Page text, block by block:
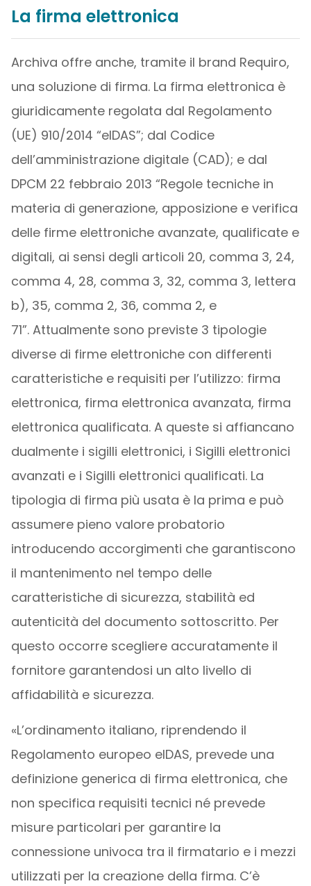
La firma elettronica
Archiva offre anche, tramite il brand Requiro,
una soluzione di firma. La firma elettronica è
giuridicamente regolata dal Regolamento
(UE) 910/2014 “eIDAS”; dal Codice
dell’amministrazione digitale (CAD); e dal
DPCM 22 febbraio 2013 “Regole tecniche in
materia di generazione, apposizione e verifica
delle firme elettroniche avanzate, qualificate e
digitali, ai sensi degli articoli 20, comma 3, 24,
comma 4, 28, comma 3, 32, comma 3, lettera
b), 35, comma 2, 36, comma 2, e
71”. Attualmente sono previste 3 tipologie
diverse di firme elettroniche con differenti
caratteristiche e requisiti per l’utilizzo: firma
elettronica, firma elettronica avanzata, firma
elettronica qualificata. A queste si affiancano
dualmente i sigilli elettronici, i Sigilli elettronici
avanzati e i Sigilli elettronici qualificati. La
tipologia di firma più usata è la prima e può
assumere pieno valore probatorio
introducendo accorgimenti che garantiscono
il mantenimento nel tempo delle
caratteristiche di sicurezza, stabilità ed
autenticità del documento sottoscritto. Per
questo occorre scegliere accuratamente il
fornitore garantendosi un alto livello di
affidabilità e sicurezza.
«L’ordinamento italiano, riprendendo il
Regolamento europeo eIDAS, prevede una
definizione generica di firma elettronica, che
non specifica requisiti tecnici né prevede
misure particolari per garantire la
connessione univoca tra il firmatario e i mezzi
utilizzati per la creazione della firma. C’è